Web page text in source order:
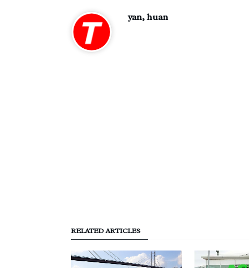
yan, huan
RELATED ARTICLES